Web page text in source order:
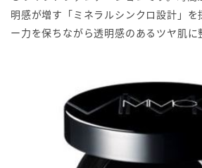
明感が増す「ミネラルシンクロ設計」
ー力を保ちながら透明感のあるツヤ肌に